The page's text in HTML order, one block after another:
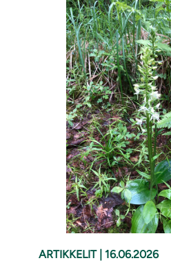
ARTIKKELIT 16.06.2026